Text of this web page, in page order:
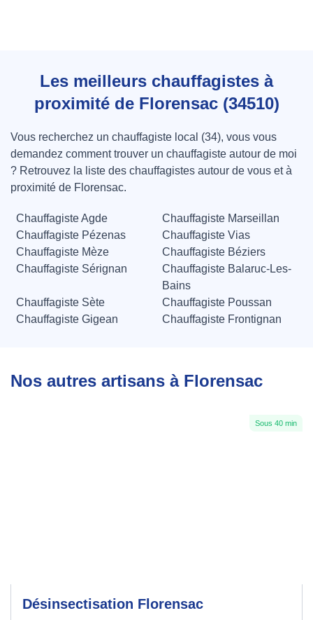
Les meilleurs chauffagistes à
proximité de Florensac (34510)
Vous recherchez un chauffagiste local (34), vous vous
demandez comment trouver un chauffagiste autour de moi
? Retrouvez la liste des chauffagistes autour de vous et à
proximité de Florensac.
Chauffagiste Agde
Chauffagiste Marseillan
Chauffagiste Pézenas
Chauffagiste Vias
Chauffagiste Mèze
Chauffagiste Béziers
Chauffagiste Sérignan
Chauffagiste Balaruc-Les-
Bains
Chauffagiste Sète
Chauffagiste Poussan
Chauffagiste Gigean
Chauffagiste Frontignan
Nos autres artisans à Florensac
Sous 40 min
Désinsectisation Florensac